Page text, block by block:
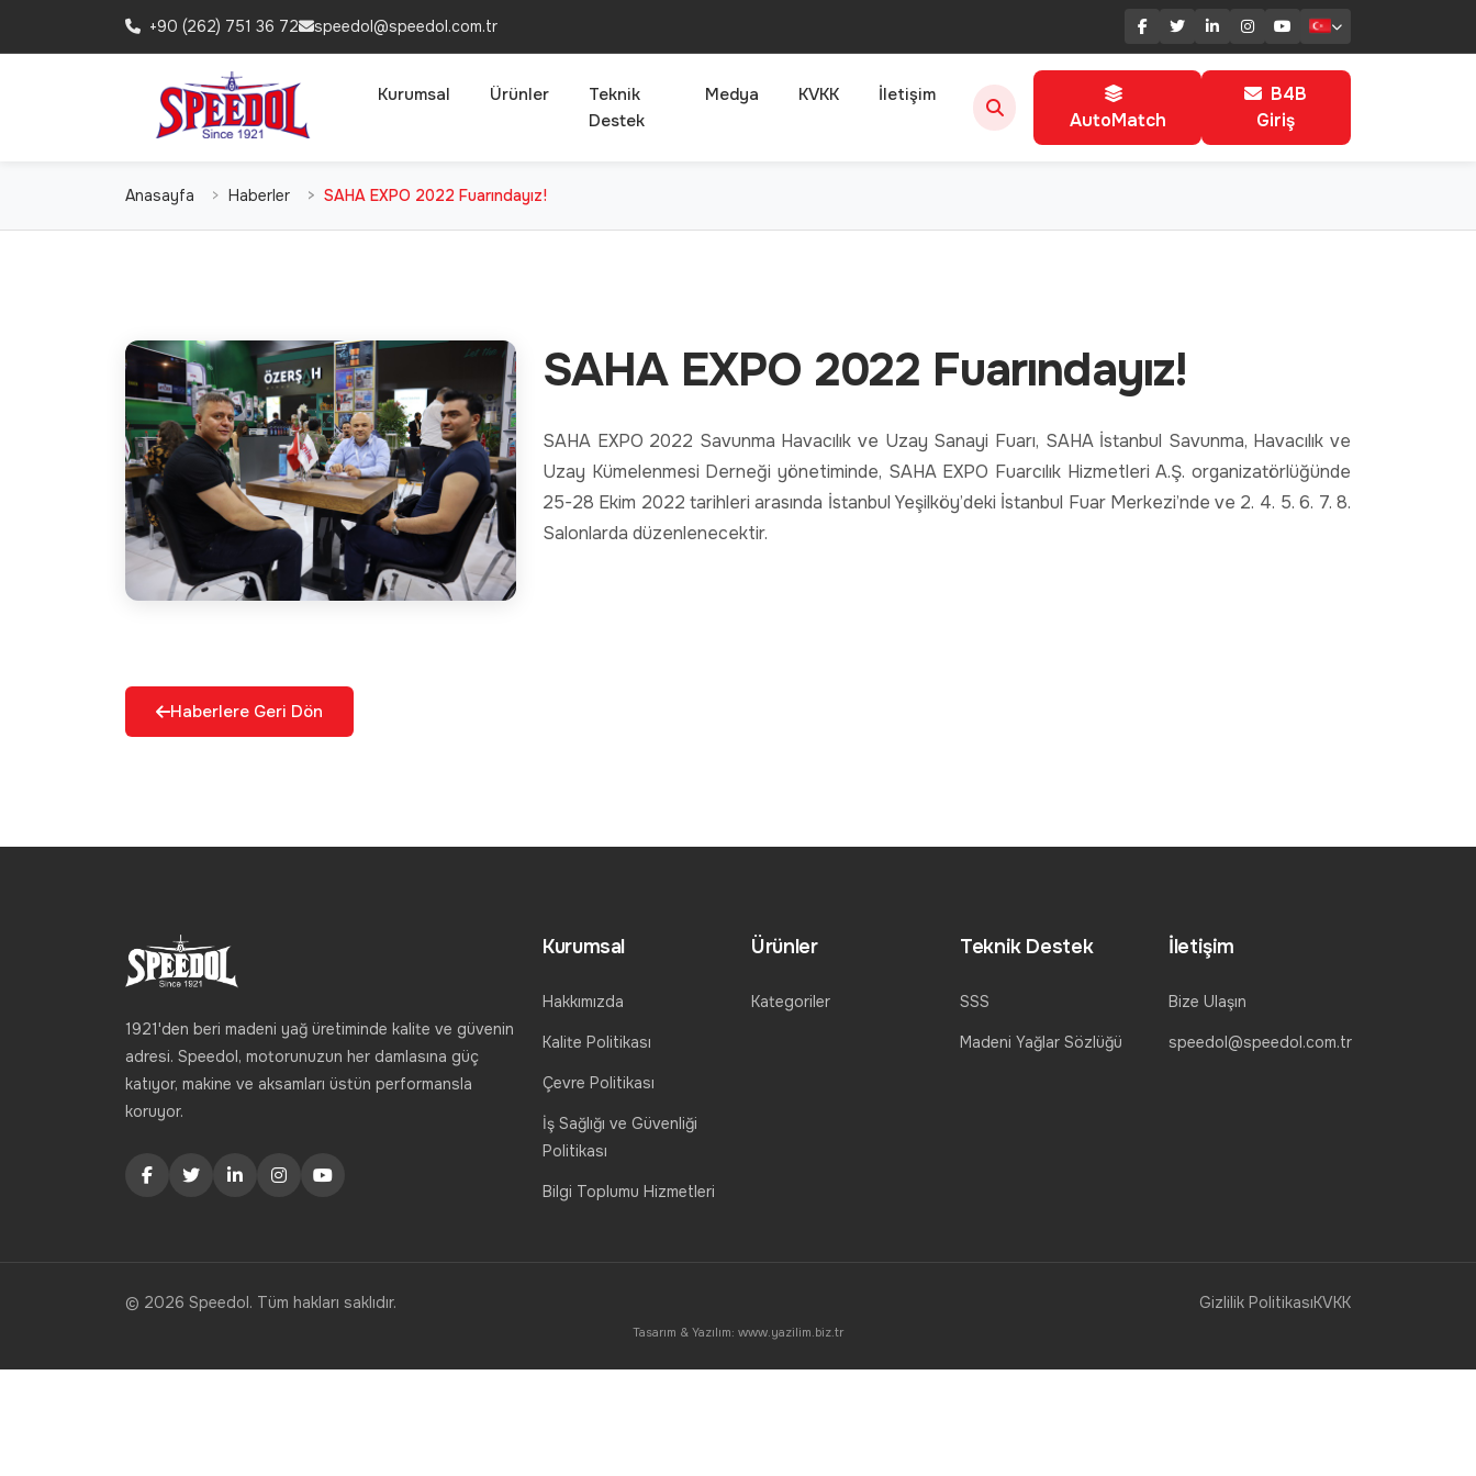
+90 (262) 751 36 72 speedol@speedol.com.tr
Kurumsal Ürünler
Teknik
Destek
Medya KVKK İletişim
AutoMatch
B4B
Giriş
Anasayfa Haberler SAHA EXPO 2022 Fuarındayız!
SAHA EXPO 2022 Fuarındayız!
SAHA EXPO 2022 Savunma Havacılık ve Uzay Sanayi Fuarı, SAHA İstanbul Savunma, Havacılık ve
Uzay Kümelenmesi Derneği yönetiminde, SAHA EXPO Fuarcılık Hizmetleri A.Ş. organizatörlüğünde
25-28 Ekim 2022 tarihleri arasında İstanbul Yeşilköy’deki İstanbul Fuar Merkezi’nde ve 2. 4. 5. 6. 7. 8.
Salonlarda düzenlenecektir.
Haberlere Geri Dön
1921'den beri madeni yağ üretiminde kalite ve güvenin
adresi. Speedol, motorunuzun her damlasına güç
katıyor, makine ve aksamları üstün performansla
koruyor.
Kurumsal
Hakkımızda
Kalite Politikası
Çevre Politikası
İş Sağlığı ve Güvenliği
Politikası
Bilgi Toplumu Hizmetleri
Ürünler
Kategoriler
Teknik Destek
SSS
Madeni Yağlar Sözlüğü
İletişim
Bize Ulaşın
speedol@speedol.com.tr
© 2026 Speedol. Tüm hakları saklıdır. Gizlilik PolitikasıKVKK
Tasarım & Yazılım: www.yazilim.biz.tr